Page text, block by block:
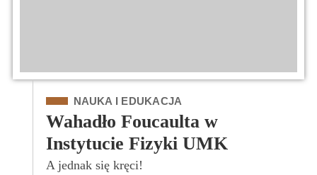
KategoriaNAUKA I EDUKACJA
Wahadło Foucaulta w
Instytucie Fizyki UMK
A jednak się kręci!